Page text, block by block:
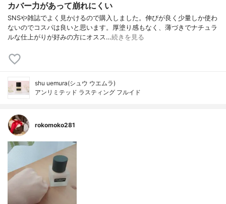
カバー力があって崩れにくい
SNSや雑誌でよく見かけるので購入しました。伸びが良く少量しか使わ
ないのでコスパは良いと思います。厚塗り感もなく、薄づきでナチュラ
ルな仕上がりが好みの方にオスス…続きを見る
shu uemura(シュウ ウエムラ)
アンリミテッド ラスティング フルイド
rokomoko281